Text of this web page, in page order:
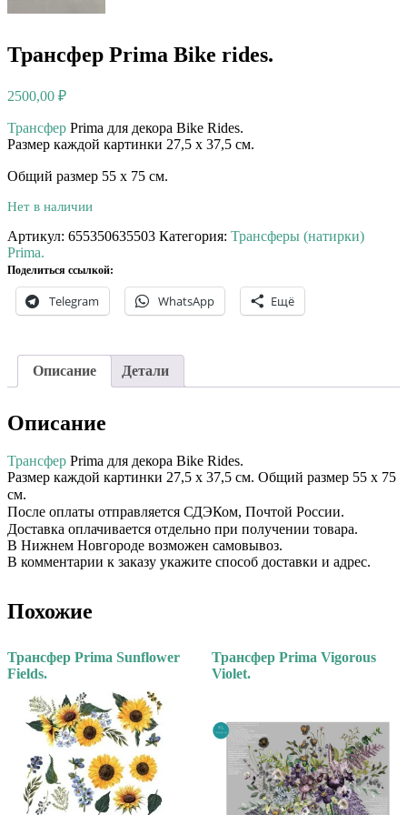
Трансфер Prima Bike rides.
2500,00 ₽
Трансфер Prima для декора Bike Rides.
Размер каждой картинки 27,5 х 37,5 см.
Общий размер 55 x 75 см.⠀
Нет в наличии
Артикул: 655350635503 Категория: Трансферы (натирки)
Prima.
Поделиться ссылкой:
Telegram WhatsApp Ещё
Описание Детали
Описание
Трансфер Prima для декора Bike Rides.
Размер каждой картинки 27,5 х 37,5 см. Общий размер 55 x 75
см.⠀
После оплаты отправляется СДЭКом, Почтой России. ⠀
Доставка оплачивается отдельно при получении товара. ⠀
В Нижнем Новгороде возможен самовывоз.
В комментарии к заказу укажите способ доставки и адрес.
Похожие
Трансфер Prima Sunflower
Fields.
Трансфер Prima Vigorous
Violet.